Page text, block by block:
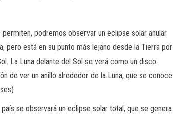
podremos observar un eclipse solar anular
pero está en su punto más lejano desde la Tierra por
La Luna delante del Sol se verá como un disco
de ver un anillo alrededor de la Luna, que se conoce
se observará un eclipse solar total, que se genera